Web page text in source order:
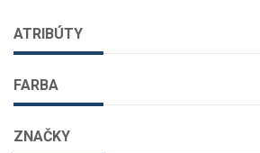
ATRIBÚTY
FARBA
ZNAČKY